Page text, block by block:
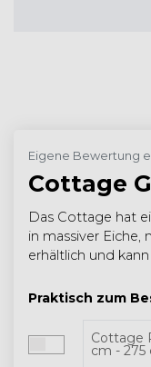
Eigene Bewertung
Cottage
Das Cottage hat
in massiver Eiche,
erhältlich und
Praktisch zum
Cottage
cm - 275